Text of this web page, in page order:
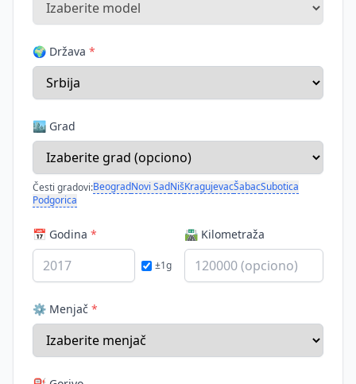
🌍 Država *
🏙️ Grad
Česti gradovi:BeogradNovi SadNišKragujevacŠabacSubotica
Podgorica
📅 Godina *
±1g
🛣️ Kilometraža
⚙️ Menjač *